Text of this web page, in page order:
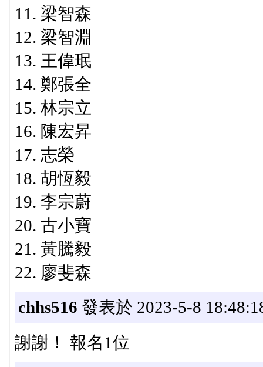
11. 梁智森
12. 梁智淵
13. 王偉珉
14. 鄭張全
15. 林宗立
16. 陳宏昇
17. 志榮
18. 胡恆毅
19. 李宗蔚
20. 古小寶
21. 黃騰毅
22. 廖斐森
chhs516 發表於 2023-5-8
謝謝！ 報名1位